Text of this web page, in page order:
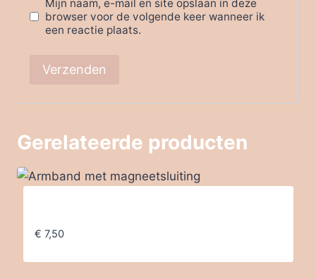
Mijn naam, e-mail en site opslaan in deze
browser voor de volgende keer wanneer ik
een reactie plaats.
Gerelateerde producten
€ 7,50